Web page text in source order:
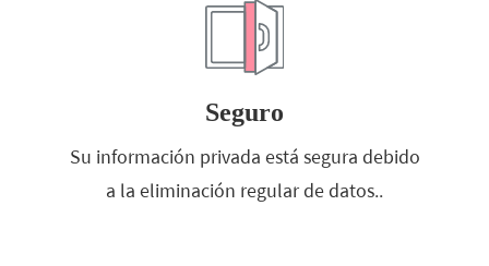
Seguro
Su información privada está segura debido
a la eliminación regular de datos..